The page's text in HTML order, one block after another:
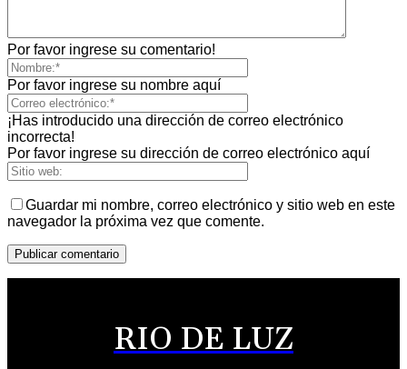
Por favor ingrese su comentario!
Por favor ingrese su nombre aquí
¡Has introducido una dirección de correo electrónico
incorrecta!
Por favor ingrese su dirección de correo electrónico aquí
Guardar mi nombre, correo electrónico y sitio web en este
navegador la próxima vez que comente.
RIO DE LUZ